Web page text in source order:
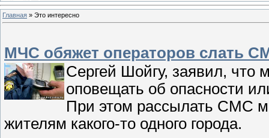
Главная » Это интересно
МЧС обяжет операторов слать
Сергей Шойгу, заявил, что
оповещать об опасности
При этом рассылать СМС
жителям какого-то одного города.